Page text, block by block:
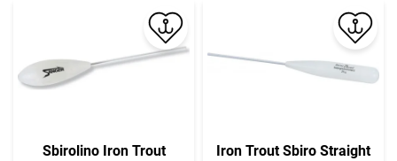
Sbirolino Iron Trout
Iron Trout Sbiro Straight